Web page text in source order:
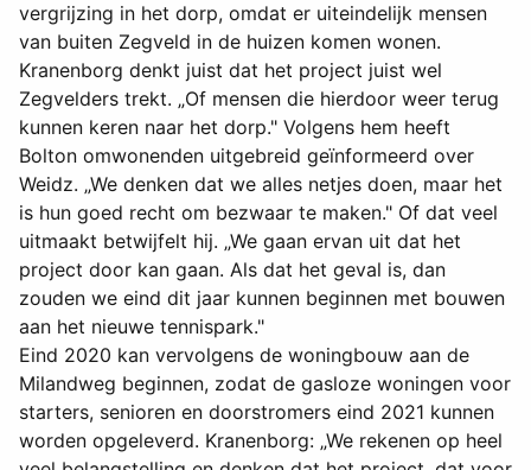
vergrijzing in het dorp, omdat er uiteindelijk mensen
van buiten Zegveld in de huizen komen wonen.
Kranenborg denkt juist dat het project juist wel
Zegvelders trekt. „Of mensen die hierdoor weer terug
kunnen keren naar het dorp." Volgens hem heeft
Bolton omwonenden uitgebreid geïnformeerd over
Weidz. „We denken dat we alles netjes doen, maar het
is hun goed recht om bezwaar te maken." Of dat veel
uitmaakt betwijfelt hij. „We gaan ervan uit dat het
project door kan gaan. Als dat het geval is, dan
zouden we eind dit jaar kunnen beginnen met bouwen
aan het nieuwe tennispark."
Eind 2020 kan vervolgens de woningbouw aan de
Milandweg beginnen, zodat de gasloze woningen voor
starters, senioren en doorstromers eind 2021 kunnen
worden opgeleverd. Kranenborg: „We rekenen op heel